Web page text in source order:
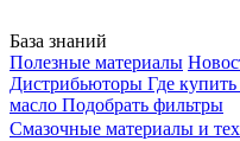
База знаний
Полезные материалы
Дистрибьюторы Где купить
масло Подобрать фильтры
Смазочные материалы и